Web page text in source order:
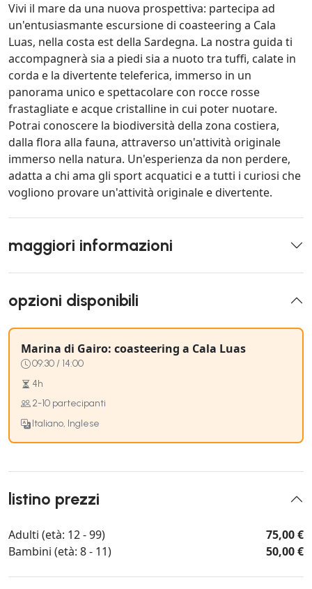
Vivi il mare da una nuova prospettiva: partecipa ad
un'entusiasmante escursione di coasteering a Cala
Luas, nella costa est della Sardegna. La nostra guida ti
accompagnerà sia a piedi sia a nuoto tra tuffi, calate in
corda e la divertente teleferica, immerso in un
panorama unico e spettacolare con rocce rosse
frastagliate e acque cristalline in cui poter nuotare.
Potrai conoscere la biodiversità della zona costiera,
dalla flora alla fauna, attraverso un'attività originale
immerso nella natura. Un'esperienza da non perdere,
adatta a chi ama gli sport acquatici e a tutti i curiosi che
vogliono provare un'attività originale e divertente.
maggiori informazioni
opzioni disponibili
Marina di Gairo: coasteering a Cala Luas
09:30 / 14:00
4h
2-10 partecipanti
Italiano, Inglese
listino prezzi
Adulti (età: 12 - 99)
75,00 €
Bambini (età: 8 - 11)
50,00 €